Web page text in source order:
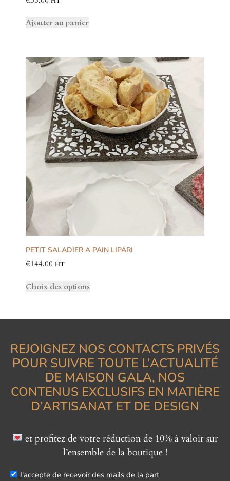
Ajouter au panier
PETIT SALADIER A PAIN LIPARI
€144.00 HT
Choix des options
REJOIGNEZ NOS CONTACTS PRIVÉS
POUR SUIVRE TOUTE L’ACTUALITÉ
DE MAISON GALA, NOS
CONTENUS EXCLUSIFS EN MATIÈRE
D’ARTISANAT ET DE DESIGN
et profitez de votre réduction de 10% à valoir sur
l’ensemble de la boutique !
J'accepte de recevoir des mails de la part